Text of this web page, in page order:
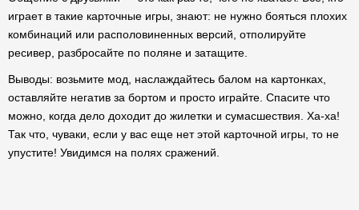
играет в такие карточные игры, знают: не нужно бояться плохих
комбинаций или располовиненных версий, отполируйте
ресивер, разбросайте по поляне и затащите.
Выводы: возьмите мод, наслаждайтесь балом на картонках,
оставляйте негатив за бортом и просто играйте. Спасите что
можно, когда дело доходит до жилетки и сумасшествия. Ха-ха!
Так что, чуваки, если у вас еще нет этой карточной игры, то не
упустите! Увидимся на полях сражений.